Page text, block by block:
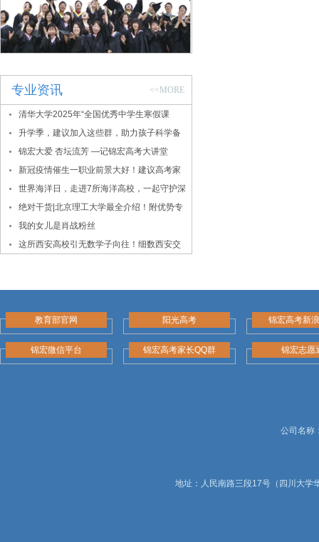
专业资讯 <<MORE
清华大学2025年“全国优秀中学生寒假课
堂”报名通知
升学季，建议加入这些群，助力孩子科学备
考
锦宏大爱 杏坛流芳 —记锦宏高考大讲堂
新冠疫情催生一职业前景大好！建议高考家
长密切关注！
世界海洋日，走进7所海洋高校，一起守护深
蓝！
绝对干货|北京理工大学最全介绍！附优势专
业、录取数据
我的女儿是肖战粉丝
这所西安高校引无数学子向往！细数西安交
教育部官网 阳光高考 锦宏高考新
锦宏微信平台 锦宏高考家长QQ群 锦宏志愿
公司名称
地址：人民南路三段17号（四川大学